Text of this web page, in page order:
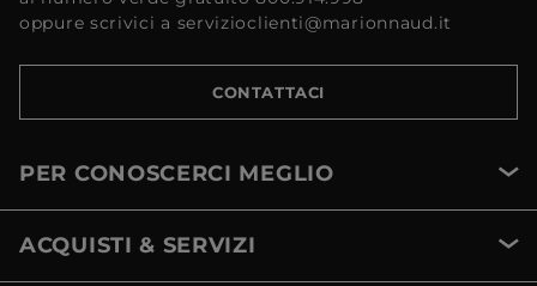
oppure scrivici a servizioclienti@marionnaud.it
CONTATTACI
PER CONOSCERCI MEGLIO
ACQUISTI & SERVIZI